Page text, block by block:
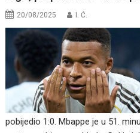
20/08/2025 I. Ć.
pobijedio 1:0. Mbappe je u 51.